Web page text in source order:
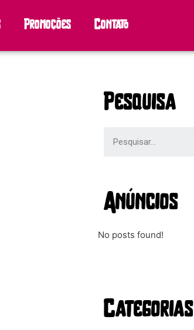
Promoções Contato
Pesquisa
Anúncios
No posts found!
Categorias